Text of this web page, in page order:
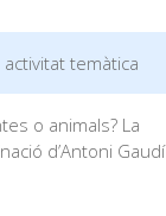
temàtica
o animals? La
d’Antoni Gaudí